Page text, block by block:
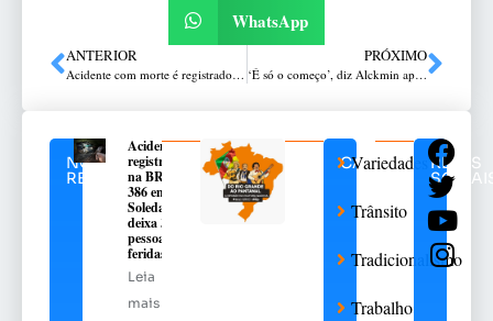
WhatsApp
ANTERIOR
Acidente com morte é registrado em Três Passos
PRÓXIMO
‘É só o começo’, diz Alckmin após produção industrial fechar o ano de 2023 em alta
NOTÍCIAS
RELACIONADAS
Acidente
registrado
na BR-
386 em
Soledade
deixa 3
pessoas
feridas
Leia
mais
CATEGORIAS
Variedades
Trânsito
Tradicionalismo
Trabalho
REDES